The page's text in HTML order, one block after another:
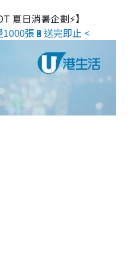
夏日消暑企劃⚡】
張🔋送完即止 <